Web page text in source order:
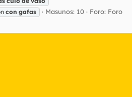
con gafas Masunos: 10 Foro: Foro